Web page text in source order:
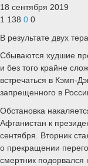
18 сентября 2019
1 138 0 0
В результате двух
Сбываются худшие
и без того крайне
встречаться в Кэмп-
запрещенного в
Обстановка
Афганистан к
сентября. Вторник
о прекращении
смертник